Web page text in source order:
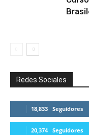
Redes Sociales
18,833 Seguidores
20,374 Seguidores